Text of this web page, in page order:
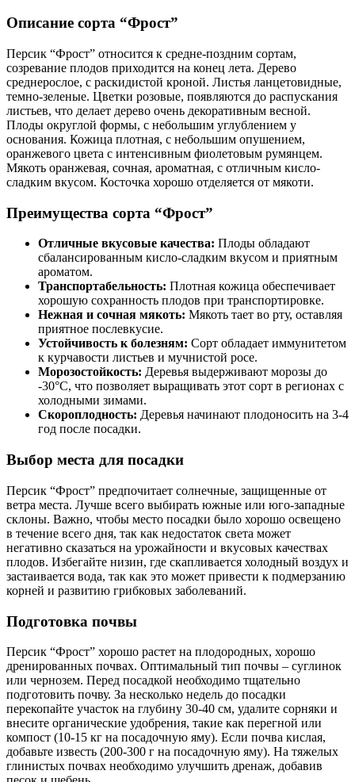
Описание сорта “Фрост”
Персик “Фрост” относится к средне-поздним сортам,
созревание плодов приходится на конец лета. Дерево
среднерослое, с раскидистой кроной. Листья ланцетовидные,
темно-зеленые. Цветки розовые, появляются до распускания
листьев, что делает дерево очень декоративным весной.
Плоды округлой формы, с небольшим углублением у
основания. Кожица плотная, с небольшим опушением,
оранжевого цвета с интенсивным фиолетовым румянцем.
Мякоть оранжевая, сочная, ароматная, с отличным кисло-
сладким вкусом. Косточка хорошо отделяется от мякоти.
Преимущества сорта “Фрост”
Отличные вкусовые качества: Плоды обладают
сбалансированным кисло-сладким вкусом и приятным
ароматом.
Транспортабельность: Плотная кожица обеспечивает
хорошую сохранность плодов при транспортировке.
Нежная и сочная мякоть: Мякоть тает во рту, оставляя
приятное послевкусие.
Устойчивость к болезням: Сорт обладает иммунитетом
к курчавости листьев и мучнистой росе.
Морозостойкость: Деревья выдерживают морозы до
-30°C, что позволяет выращивать этот сорт в регионах с
холодными зимами.
Скороплодность: Деревья начинают плодоносить на 3-4
год после посадки.
Выбор места для посадки
Персик “Фрост” предпочитает солнечные, защищенные от
ветра места. Лучше всего выбирать южные или юго-западные
склоны. Важно, чтобы место посадки было хорошо освещено
в течение всего дня, так как недостаток света может
негативно сказаться на урожайности и вкусовых качествах
плодов. Избегайте низин, где скапливается холодный воздух и
застаивается вода, так как это может привести к подмерзанию
корней и развитию грибковых заболеваний.
Подготовка почвы
Персик “Фрост” хорошо растет на плодородных, хорошо
дренированных почвах. Оптимальный тип почвы – суглинок
или чернозем. Перед посадкой необходимо тщательно
подготовить почву. За несколько недель до посадки
перекопайте участок на глубину 30-40 см, удалите сорняки и
внесите органические удобрения, такие как перегной или
компост (10-15 кг на посадочную яму). Если почва кислая,
добавьте известь (200-300 г на посадочную яму). На тяжелых
глинистых почвах необходимо улучшить дренаж, добавив